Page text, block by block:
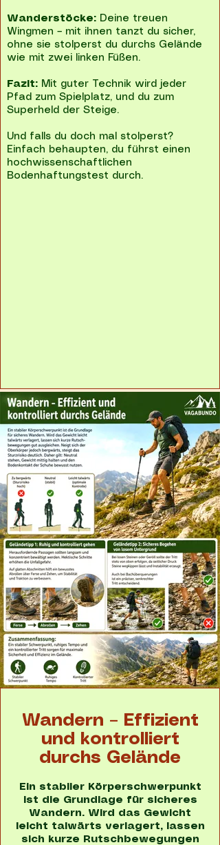
Wanderstöcke: Deine treuen
Wingmen – mit ihnen tanzt du sicher,
ohne sie stolperst du durchs Gelände
wie mit zwei linken Füßen.
Fazit: Mit guter Technik wird jeder
Pfad zum Spielplatz, und du zum
Superheld der Steige.
Und falls du doch mal stolperst?
Einfach behaupten, du führst einen
hochwissenschaftlichen
Bodenhaftungstest durch.
Wandern – Effizient
und kontrolliert
durchs Gelände
Ein stabiler Körperschwerpunkt
ist die Grundlage für sicheres
Wandern. Wird das Gewicht
leicht talwärts verlagert, lassen
sich kurze Rutschbewegungen